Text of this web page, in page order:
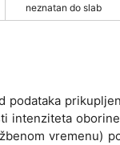
neznatan do slab
podataka
intenziteta
vremenu)